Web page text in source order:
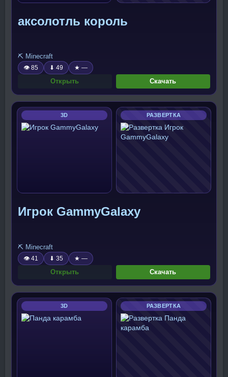
аксолотль король
⛏️ Minecraft
👁 85 ⬇ 49 ★ —
Открыть Скачать
3D РАЗВЕРТКА
Игрок GammyGalaxy
⛏️ Minecraft
👁 41 ⬇ 35 ★ —
Открыть Скачать
3D РАЗВЕРТКА